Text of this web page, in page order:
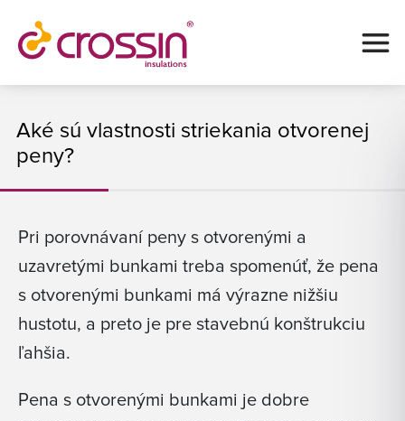
Aké sú vlastnosti striekania otvorenej
peny?
Pri porovnávaní peny s otvorenými a
uzavretými bunkami treba spomenúť, že pena
s otvorenými bunkami má výrazne nižšiu
hustotu, a preto je pre stavebnú konštrukciu
ľahšia.
Pena s otvorenými bunkami je dobre